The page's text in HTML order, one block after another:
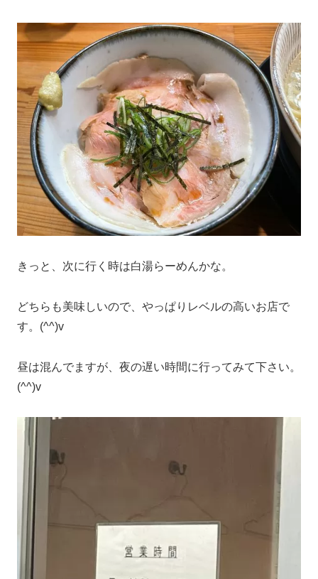
きっと、次に行く時は白湯らーめんかな。
どちらも美味しいので、やっぱりレベルの高いお店で
す。(^^)v
昼は混んでますが、夜の遅い時間に行ってみて下さい。
(^^)v